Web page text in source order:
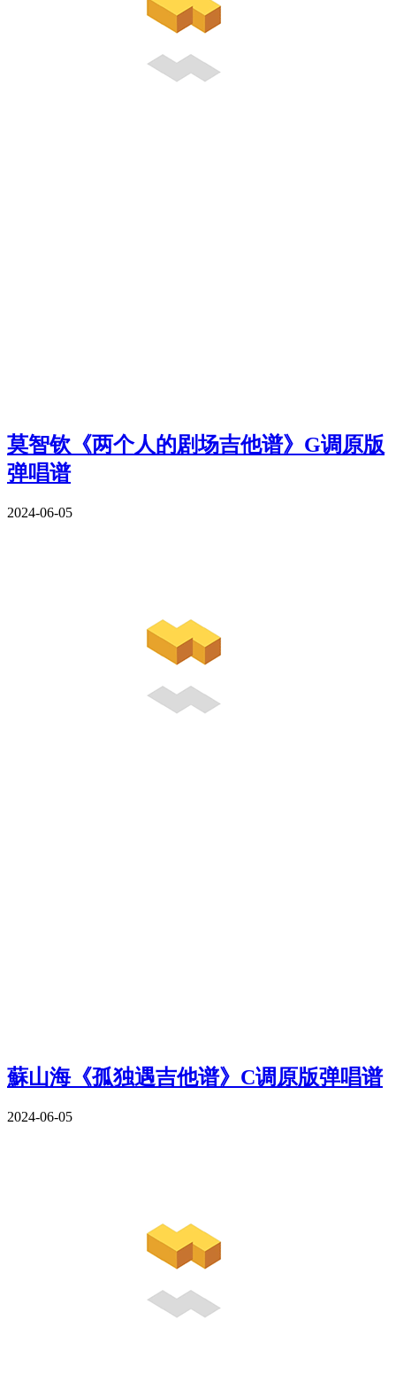
莫智钦《两个人的剧场吉他谱》G调原版
弹唱谱
2024-06-05
蘇山海《孤独遇吉他谱》C调原版弹唱谱
2024-06-05